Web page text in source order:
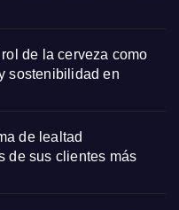
de la cerveza como
sostenibilidad en
de lealtad
de sus clientes más